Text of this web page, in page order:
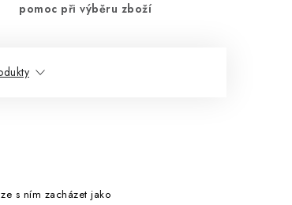
pomoc při výběru zboží
s ním zacházet jako